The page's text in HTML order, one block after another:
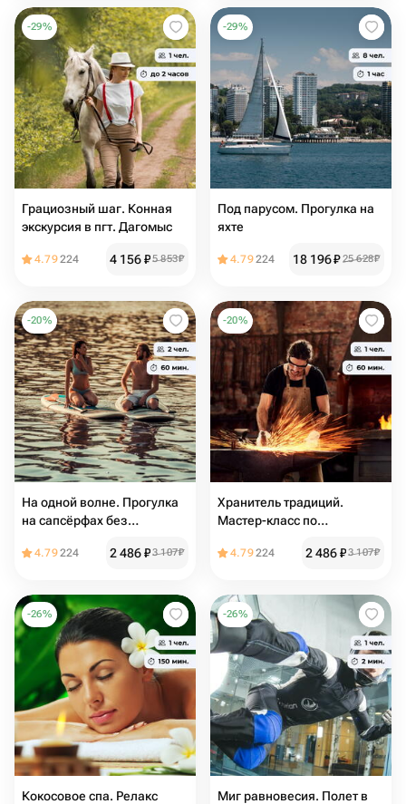
-29%
Грациозный шаг. Конная
экскурсия в пгт. Дагомыс
4.79224 4 156₽5 853₽
-29%
Под парусом. Прогулка на
яхте
4.79224 18 196₽ 25 628₽
-20%
На одной волне. Прогулка
на сапсёрфах без
4.79224 2 486₽3 107₽
-20%
Хранитель традиций.
Мастер-класс по
4.79224 2 486₽3 107₽
-26%
Кокосовое спа. Релакс
-26%
Миг равновесия. Полет в